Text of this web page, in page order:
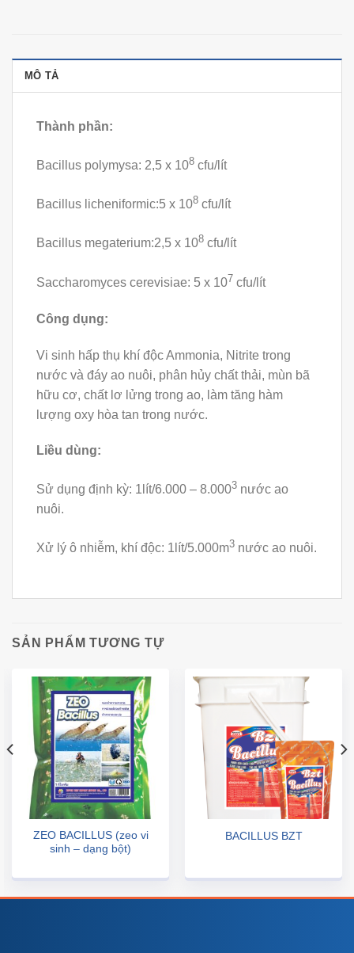
MÔ TẢ
Thành phần:
Bacillus polymysa: 2,5 x 108 cfu/lít
Bacillus licheniformic:5 x 108 cfu/lít
Bacillus megaterium:2,5 x 108 cfu/lít
Saccharomyces cerevisiae: 5 x 107 cfu/lít
Công dụng:
Vi sinh hấp thụ khí độc Ammonia, Nitrite trong
nước và đáy ao nuôi, phân hủy chất thải, mùn bã
hữu cơ, chất lơ lửng trong ao, làm tăng hàm
lượng oxy hòa tan trong nước.
Liều dùng:
Sử dụng định kỳ: 1lít/6.000 – 8.0003 nước ao
nuôi.
Xử lý ô nhiễm, khí độc: 1lít/5.000m3 nước ao nuôi.
SẢN PHẨM TƯƠNG TỰ
ZEO BACILLUS (zeo vi
sinh – dạng bột)
BACILLUS BZT